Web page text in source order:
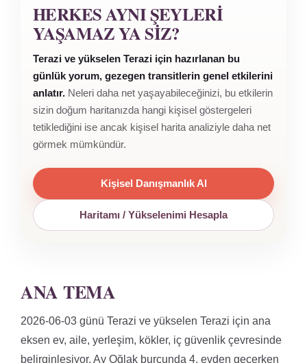
HERKES AYNI ŞEYLERI
YAŞAMAZ YA SIZ?
Terazi ve yükselen Terazi için hazırlanan bu
günlük yorum, gezegen transitlerin genel etkilerini
anlatır. Neleri daha net yaşayabileceğinizi, bu etkilerin
sizin doğum haritanızda hangi kişisel göstergeleri
tetiklediğini ise ancak kişisel harita analiziyle daha net
görmek mümkündür.
Kişisel Danışmanlık Al
Haritamı / Yükselenimi Hesapla
ANA TEMA
2026-06-03 günü Terazi ve yükselen Terazi için ana
eksen ev, aile, yerleşim, kökler, iç güvenlik çevresinde
belirginleşiyor. Ay Oğlak burcunda 4. evden geçerken